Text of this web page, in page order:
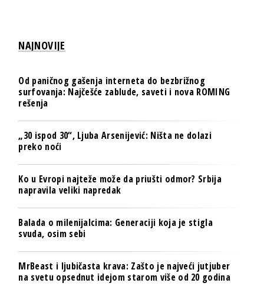
NAJNOVIJE
Od paničnog gašenja interneta do bezbrižnog
surfovanja: Najčešće zablude, saveti i nova ROMING
rešenja
„30 ispod 30“, Ljuba Arsenijević: Ništa ne dolazi
preko noći
Ko u Evropi najteže može da priušti odmor? Srbija
napravila veliki napredak
Balada o milenijalcima: Generaciji koja je stigla
svuda, osim sebi
MrBeast i ljubičasta krava: Zašto je najveći jutjuber
na svetu opsednut idejom starom više od 20 godina